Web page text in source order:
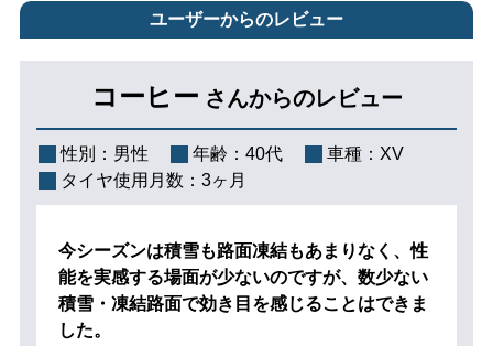
ユーザーからのレビュー
コーヒー さんからのレビュー
性別： 男性 年齢： 40代 車種： XV
タイヤ使用月数： 3ヶ月
今シーズンは積雪も路面凍結もあまりなく、性
能を実感する場面が少ないのですが、数少ない
積雪・凍結路面で効き目を感じることはできま
した。